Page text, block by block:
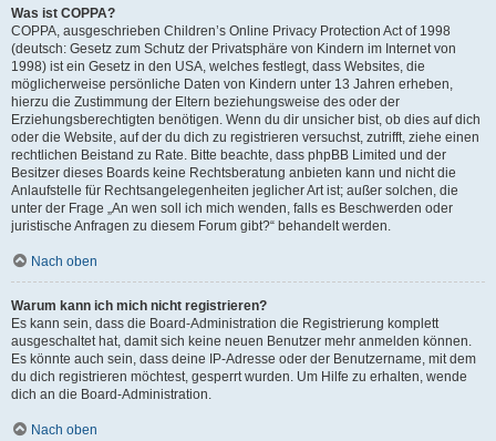
Was ist COPPA?
COPPA, ausgeschrieben Children’s Online Privacy Protection Act of 1998
(deutsch: Gesetz zum Schutz der Privatsphäre von Kindern im Internet von
1998) ist ein Gesetz in den USA, welches festlegt, dass Websites, die
möglicherweise persönliche Daten von Kindern unter 13 Jahren erheben,
hierzu die Zustimmung der Eltern beziehungsweise des oder der
Erziehungsberechtigten benötigen. Wenn du dir unsicher bist, ob dies auf dich
oder die Website, auf der du dich zu registrieren versuchst, zutrifft, ziehe einen
rechtlichen Beistand zu Rate. Bitte beachte, dass phpBB Limited und der
Besitzer dieses Boards keine Rechtsberatung anbieten kann und nicht die
Anlaufstelle für Rechtsangelegenheiten jeglicher Art ist; außer solchen, die
unter der Frage „An wen soll ich mich wenden, falls es Beschwerden oder
juristische Anfragen zu diesem Forum gibt?“ behandelt werden.
Nach oben
Warum kann ich mich nicht registrieren?
Es kann sein, dass die Board-Administration die Registrierung komplett
ausgeschaltet hat, damit sich keine neuen Benutzer mehr anmelden können.
Es könnte auch sein, dass deine IP-Adresse oder der Benutzername, mit dem
du dich registrieren möchtest, gesperrt wurden. Um Hilfe zu erhalten, wende
dich an die Board-Administration.
Nach oben